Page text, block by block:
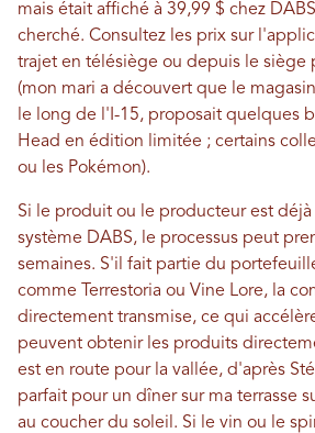
mais était affiché à 39,99 $ chez
cherché. Consultez les prix sur
trajet en télésiège ou depuis le siège
(mon mari a découvert que le
le long de l'I-15, proposait quelques
Head en édition limitée ; certains
ou les Pokémon).
Si le produit ou le producteur est
système DABS, le processus peut
semaines. S'il fait partie du
comme Terrestoria ou Vine Lore, la
directement transmise, ce qui
peuvent obtenir les produits
est en route pour la vallée, d'après
parfait pour un dîner sur ma terrasse
au coucher du soleil. Si le vin ou le